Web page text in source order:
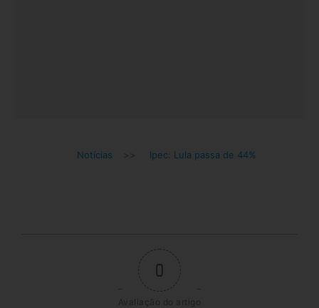
Notícias >> Ipec: Lula passa de 44%
0
Avaliação do artigo